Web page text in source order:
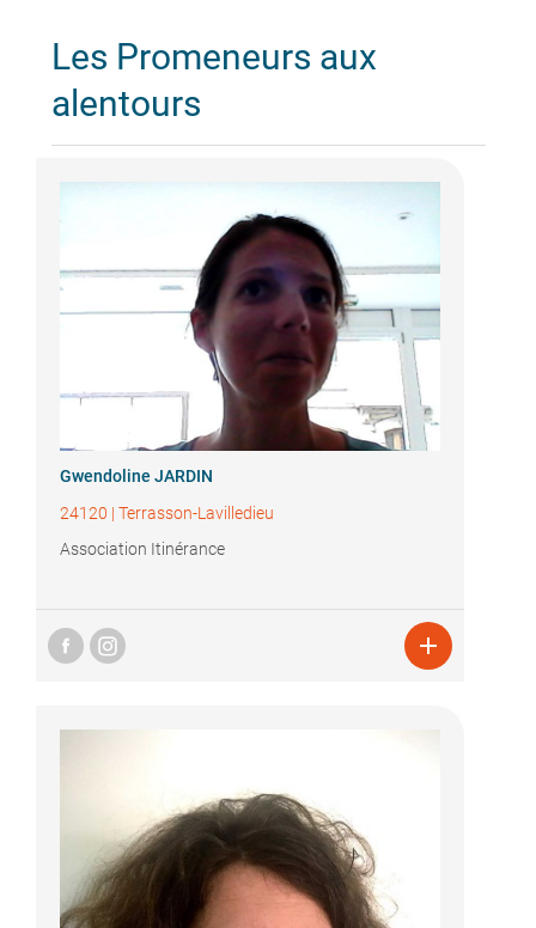
Les Promeneurs aux
alentours
Gwendoline JARDIN
24120 | Terrasson-Lavilledieu
Association Itinérance
